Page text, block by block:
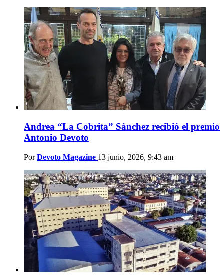
Andrea “La Cobrita” Sánchez recibió el premio
Antonio Devoto
Por Devoto Magazine 13 junio, 2026, 9:43 am